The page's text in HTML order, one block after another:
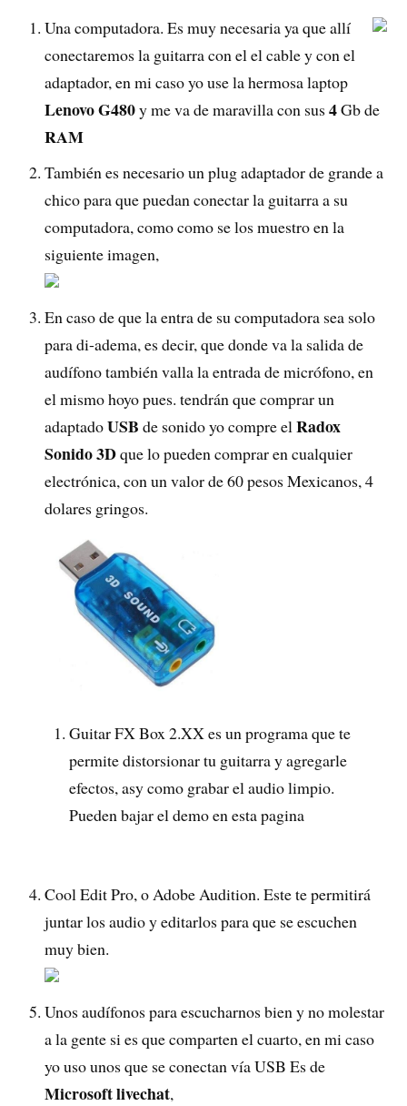
Una computadora. Es muy necesaria ya que allí
conectaremos la guitarra con el el cable y con el
adaptador, en mi caso yo use la hermosa laptop
Lenovo G480y me va de maravilla con sus4Gb de
RAM
También es necesario un plug adaptador de grande a
chico para que puedan conectar la guitarra a su
computadora, como como se los muestro en la
siguiente imagen,
En caso de que la entra de su computadora sea solo
para di-adema, es decir, que donde va la salida de
audífono también valla la entrada de micrófono, en
el mismo hoyo pues. tendrán que comprar un
adaptadoUSBde sonido yo compre elRadox
Sonido 3Dque lo pueden comprar en cualquier
electrónica, con un valor de 60 pesos Mexicanos, 4
dolares gringos.
Guitar FX Box 2.XX es un programa que te
permite distorsionar tu guitarra y agregarle
efectos, asy como grabar el audio limpio.
Pueden bajar el demo en esta pagina
Cool Edit Pro, o Adobe Audition. Este te permitirá
juntar los audio y editarlos para que se escuchen
muy bien.
Unos audífonos para escucharnos bien y no molestar
a la gente si es que comparten el cuarto, en mi caso
yo uso unos que se conectan vía USB Es de
Microsoft livechat,